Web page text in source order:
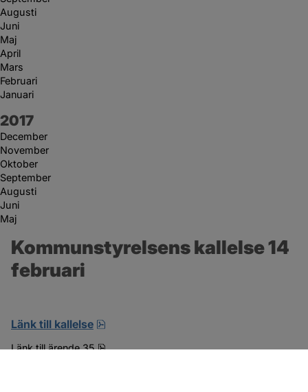
Augusti
Juni
Maj
April
Mars
Februari
Januari
År:
2017
December
November
Oktober
September
Augusti
Juni
Maj
Kommunstyrelsens kallelse 14
februari
Länk till kallelse
Länk till ärende 35 pdf, 15.6 MB.